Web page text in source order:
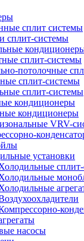
сплит системы
сплит-системы
сплит-системы
потолочные
сплит-системы
сплит-системы
кондиционеры
кондиционеры
VRV-
установки
насосы